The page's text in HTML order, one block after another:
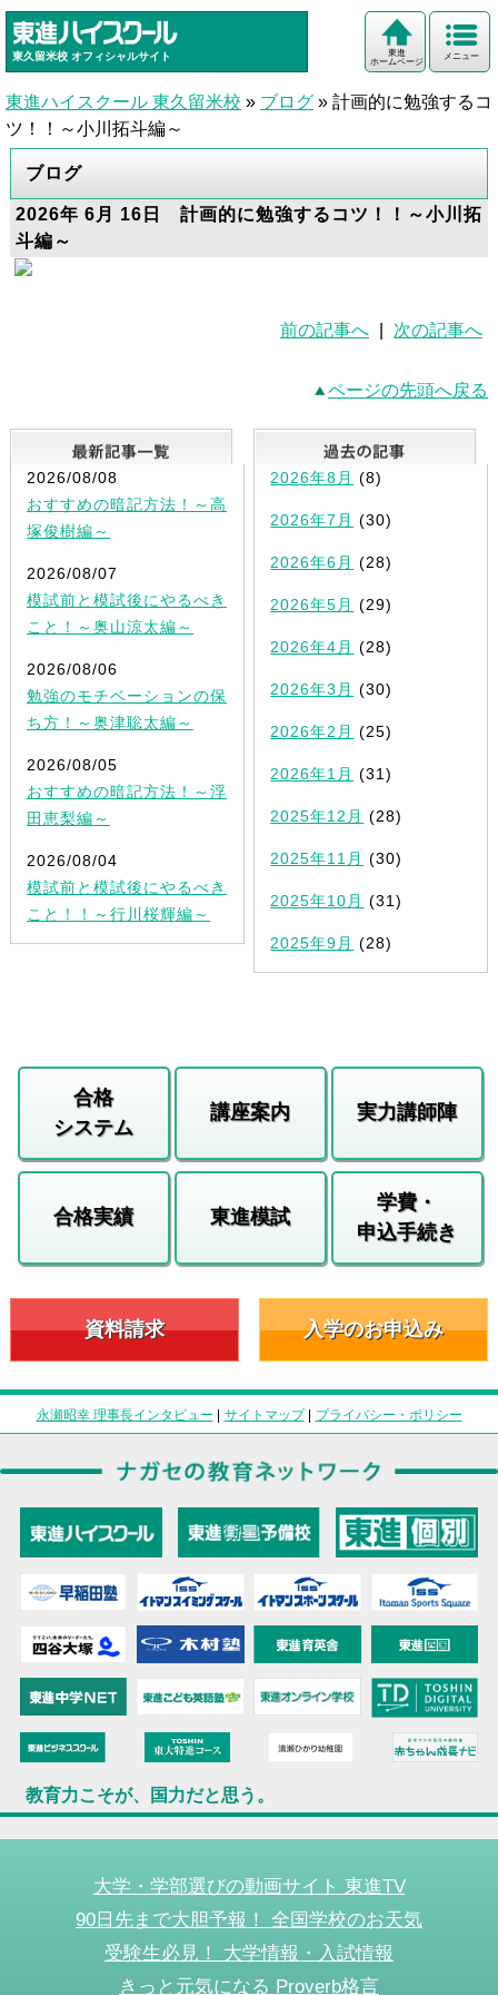
東久留米校 オフィシャルサイト メニュー
東進
ホームページ
東進ハイスクール 東久留米校 » ブログ » 計画的に勉強するコ
ツ！！～小川拓斗編～
ブログ
2026年 6月 16日 計画的に勉強するコツ！！～小川拓
斗編～
前の記事へ 次の記事へ
ページの先頭へ戻る
最新記事一覧
2026/08/08
おすすめの暗記方法！～高
塚俊樹編～
2026/08/07
模試前と模試後にやるべき
こと！～奥山涼太編～
2026/08/06
勉強のモチベーションの保
ち方！～奥津聡太編～
2026/08/05
おすすめの暗記方法！～浮
田恵梨編～
2026/08/04
模試前と模試後にやるべき
こと！！～行川桜輝編～
2026年8月 (8)
2026年7月 (30)
2026年6月 (28)
2026年5月 (29)
2026年4月 (28)
2026年3月 (30)
2026年2月 (25)
2026年1月 (31)
2025年12月 (28)
2025年11月 (30)
2025年10月 (31)
2025年9月 (28)
合格
システム
講座案内 実力講師陣
合格実績 東進模試
学費・
申込手続き
資料請求 入学のお申込み
永瀬昭幸 理事長インタビュー | サイトマップ| プライバシー・ポリシー
教育力こそが、国力だと思う。
大学・学部選びの動画サイト 東進TV
90日先まで大胆予報！ 全国学校のお天気
受験生必見！ 大学情報・入試情報
きっと元気になる Proverb格言